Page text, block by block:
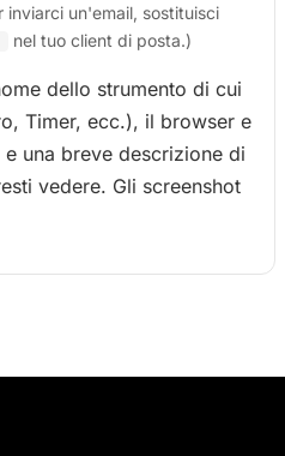
un'email, sostituisci
nel tuo client di posta.)
dello strumento di cui
Timer, ecc.), il browser e
una breve descrizione di
vedere. Gli screenshot